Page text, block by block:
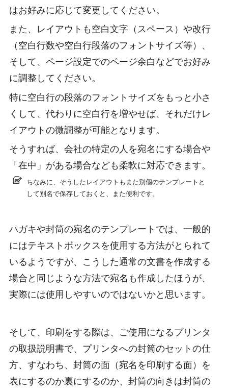
はお好みに応じて変更してください。
また、レイアウトも空白文字（スペース）や改行
（空白行数や空白行段落のフォントサイズ等）、
そして、ページ設定でのページ余白などでお好み
に調整してください。
特に空白行の段落のフォントサイズをもっと小さ
くして、代わりに空白行を増やせば、それだけレ
イアウトの微調整が可能となります。
そうすれば、会社の特定の人を宛名にする場合や
「在中」がある場合なども柔軟に対応できます。
ちなみに、そうしたレイアウトもまた別個のテンプレートと
して別名で保存しておくと、また便利です。
ハガキや封筒の宛名のテンプレートでは、一般的
にはテキストボックスを使用する方法がとられて
いるようですが、こうした通常の文書を作成する
場合と同じような方法で宛名も作成したほうが、
実際には使用しやすいのではないかと思います。
そして、印刷をする際は、ご使用になるプリンタ
の取扱説明書で、プリンタへの封筒のセットの仕
方、すなわち、封筒の面（宛名を印刷する面）を
表にするのか裏にするのか、封筒の向きは封筒の